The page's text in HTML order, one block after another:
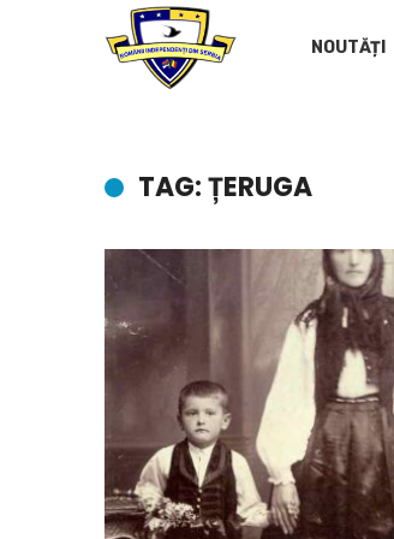
NOUTĂȚI
TAG: ȚERUGA